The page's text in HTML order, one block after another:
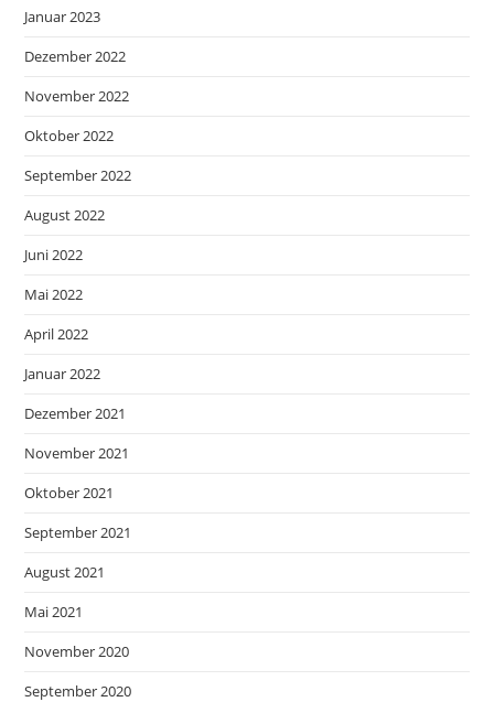
Januar 2023
Dezember 2022
November 2022
Oktober 2022
September 2022
August 2022
Juni 2022
Mai 2022
April 2022
Januar 2022
Dezember 2021
November 2021
Oktober 2021
September 2021
August 2021
Mai 2021
November 2020
September 2020